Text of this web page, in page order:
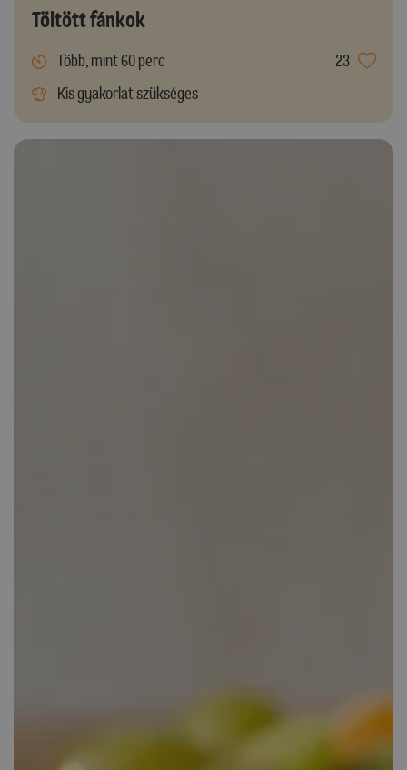
Töltött fánkok
Több, mint 60 perc
23
Kis gyakorlat szükséges